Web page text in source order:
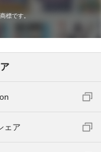
標です。
ェア